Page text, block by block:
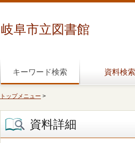
岐阜市立図書館
キーワード検索 資料検索
トップメニュー >
資料詳細